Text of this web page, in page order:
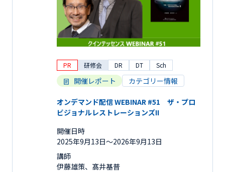
PR 研修会 DR DT Sch
開催レポート カテゴリー情報
オンデマンド配信 WEBINAR #51 ザ・プロ
ビジョナルレストレーションズII
開催日時
2025年9月13日〜2026年9月13日
講師
伊藤雄策、髙井基普